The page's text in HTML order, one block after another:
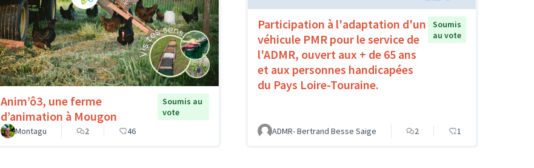
Anim’ô3, une ferme
d’animation à Mougon
Soumis au
vote
Montagu
2 46
Participation à l'adaptation d'un
véhicule PMR pour le service de
l'ADMR, ouvert aux + de 65 ans
et aux personnes handicapées
du Pays Loire-Touraine.
Soumis
au vote
ADMR- Bertrand Besse Saige 2 1